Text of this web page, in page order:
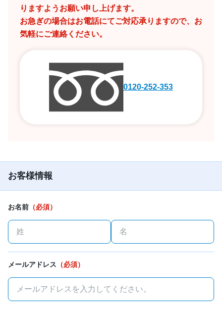
りますようお願い申し上げます。
お急ぎの場合はお電話にてご対応承りますので、お
気軽にご連絡ください。
0120-252-353
お客様情報
お名前 （必須）
メールアドレス （必須）